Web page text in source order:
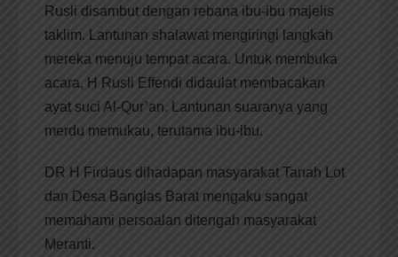
Rusli disambut dengan rebana ibu-ibu majelis
taklim. Lantunan shalawat mengiringi langkah
mereka menuju tempat acara. Untuk membuka
acara, H Rusli Effendi didaulat membacakan
ayat suci Al-Qur’an. Lantunan suaranya yang
merdu memukau, terutama ibu-ibu.
DR H Firdaus dihadapan masyarakat Tanah Lot
dan Desa Banglas Barat mengaku sangat
memahami persoalan ditengah masyarakat
Meranti.